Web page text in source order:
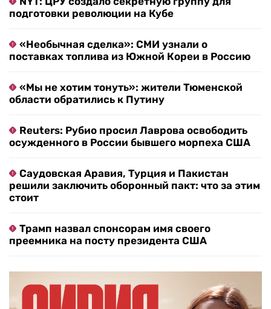
подготовки революции на Кубе
«Необычная сделка»: СМИ узнали о
поставках топлива из Южной Кореи в Россию
«Мы не хотим тонуть»: жители Тюменской
области обратились к Путину
Reuters: Рубио просил Лаврова освободить
осужденного в России бывшего морпеха США
Саудовская Аравия, Турция и Пакистан
решили заключить оборонный пакт: что за этим
стоит
Трамп назвал спонсорам имя своего
преемника на посту президента США